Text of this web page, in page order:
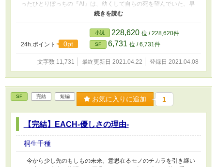
ったひとりぼっちの『AI』は、幼くして自らの死を望んでいた。早
く、「みんな」と同じになりたい、と。 そんな『AI』の前に現れ
た、美咲。今まで『AI』が見てきた大人と違っていた。『AI』を
『アイ』と人間らしく呼んだ。普通の子供と同じように接した。美
咲がいたから、『アイ』は笑おうと思えた。 美咲がいたから、
生きていようと思えた。 美咲がいたから、『アイ』はこの世界
を愛することができた。 これは、ひとりの少女の幼いころの記
憶。 ＊＊＊＊＊ 【EACH-ハジマリの旅路-】【EACH-優しさの理
由-】から続く物語。
24h.ポイント 0pt
小説 228,620 位 / 228,620件
SF 6,731 位 / 6,731件
文字数 11,731 最終更新日 2021.04.22 登録日 2021.04.08
SF 完結 短編 お気に入りに追加 1
【完結】EACH-優しさの理由-
桐生千種
今から少し先のもしもの未来。意思在るモノのチカラを引き継い